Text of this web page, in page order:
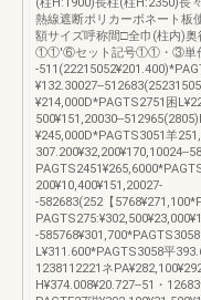
(柱H:1900)長柱(柱H:2350)長
熱線遮断ポリカーボネート板
額サイズ呼称間□全巾(柱内)
①①'⑥セット記号①①・③単
-
¥132.30027--
¥214,000D*PAGTS2751困
500¥151,20030--
¥245,000D*PAGTS3051羊
307.200¥32,200¥170,10024--
200¥10,400¥151,20027-
-582683(252【
-
L¥311.600*PAGTS3058平
1238112221ネ
H¥374.008¥20.727--51・